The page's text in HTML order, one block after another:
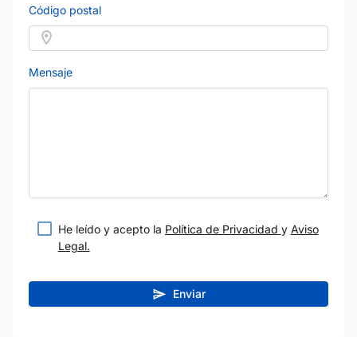
Código postal
Mensaje
He leído y acepto la Política de Privacidad y Aviso
Legal.
Enviar